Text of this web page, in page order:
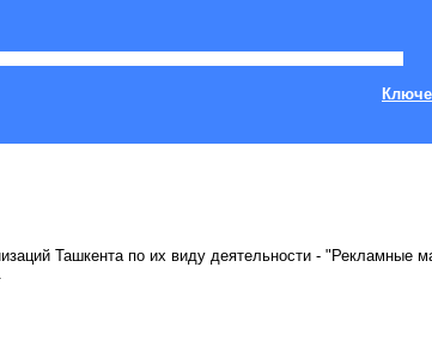
Ташкента по их виду деятельности - "Рекламные